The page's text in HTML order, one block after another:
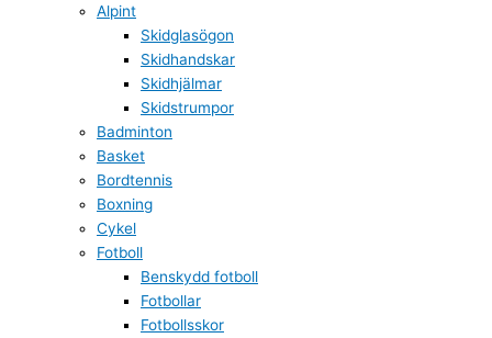
Alpint
Skidglasögon
Skidhandskar
Skidhjälmar
Skidstrumpor
Badminton
Basket
Bordtennis
Boxning
Cykel
Fotboll
Benskydd fotboll
Fotbollar
Fotbollsskor